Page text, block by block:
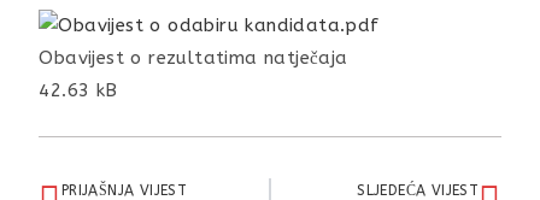
Obavijest o rezultatima natječaja
42.63 kB
PRIJAŠNJA VIJEST SLJEDEĆA VIJEST